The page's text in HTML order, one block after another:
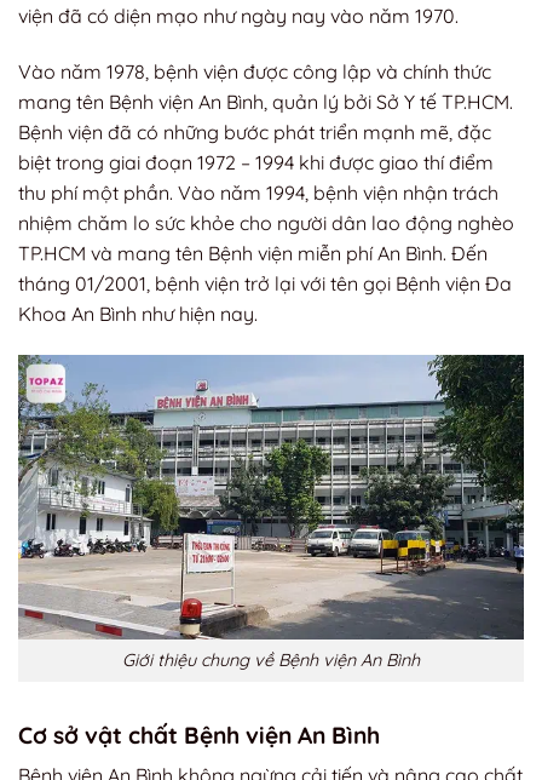
viện đã có diện mạo như ngày nay vào năm 1970.
Vào năm 1978, bệnh viện được công lập và chính thức
mang tên Bệnh viện An Bình, quản lý bởi Sở Y tế TP.HCM.
Bệnh viện đã có những bước phát triển mạnh mẽ, đặc
biệt trong giai đoạn 1972 – 1994 khi được giao thí điểm
thu phí một phần. Vào năm 1994, bệnh viện nhận trách
nhiệm chăm lo sức khỏe cho người dân lao động nghèo
TP.HCM và mang tên Bệnh viện miễn phí An Bình. Đến
tháng 01/2001, bệnh viện trở lại với tên gọi Bệnh viện Đa
Khoa An Bình như hiện nay.
Giới thiệu chung về Bệnh viện An Bình
Cơ sở vật chất Bệnh viện An Bình